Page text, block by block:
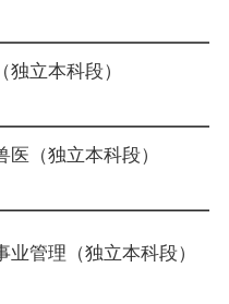
独立本科段）
医（独立本科段）
业管理（独立本科段）